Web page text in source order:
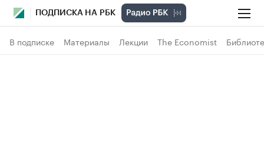
ПОДПИСКА НА РБК
В подписке Материалы Лекции The Economist